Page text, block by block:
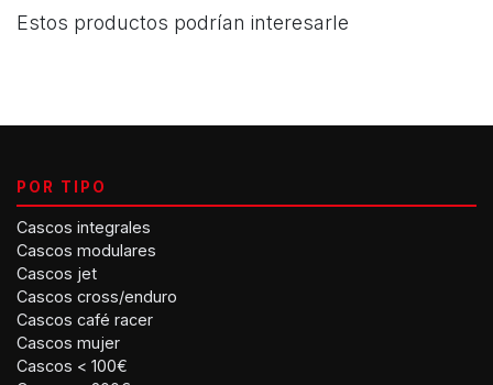
Estos productos podrían interesarle
POR TIPO
Cascos integrales
Cascos modulares
Cascos jet
Cascos cross/enduro
Cascos café racer
Cascos mujer
Cascos < 100€